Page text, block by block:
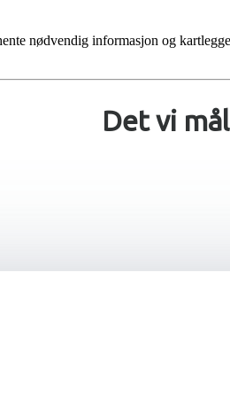
nødvendig informasjon og
Det vi